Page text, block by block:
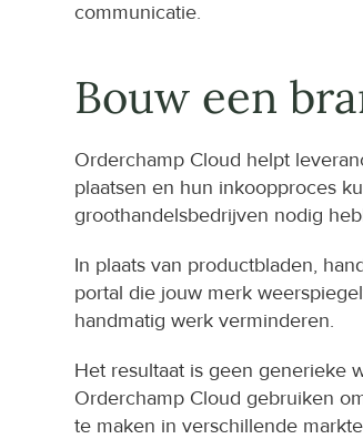
communicatie.
Bouw een
Orderchamp Cloud helpt
plaatsen en hun inkoopproces
groothandelsbedrijven nodig
In plaats van productbladen,
portal die jouw merk
handmatig werk verminderen.
Het resultaat is geen generieke
Orderchamp Cloud gebruiken
te maken in verschillende